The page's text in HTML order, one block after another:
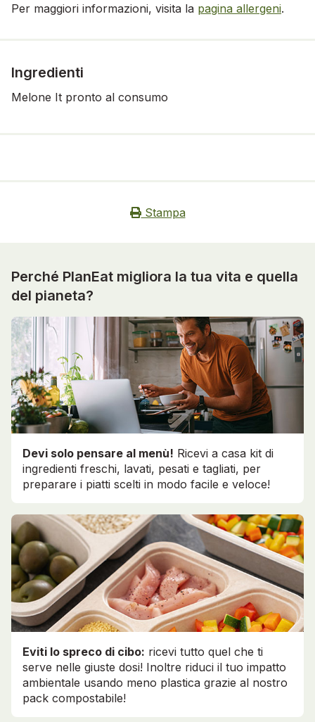
Per maggiori informazioni, visita la pagina allergeni.
Ingredienti
Melone It pronto al consumo
Stampa
Perché PlanEat migliora la tua vita e quella
del pianeta?
Devi solo pensare al menù! Ricevi a casa kit di
ingredienti freschi, lavati, pesati e tagliati, per
preparare i piatti scelti in modo facile e veloce!
Eviti lo spreco di cibo: ricevi tutto quel che ti
serve nelle giuste dosi! Inoltre riduci il tuo impatto
ambientale usando meno plastica grazie al nostro
pack compostabile!